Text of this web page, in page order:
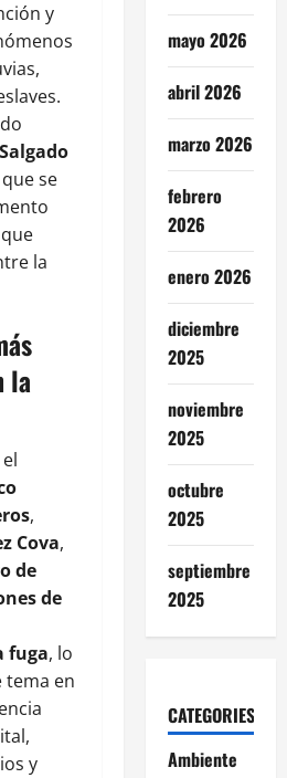
y
se
la
la
,
Cova,
de
de
fuga, lo
tema en
y
mayo 2026
abril 2026
marzo 2026
febrero
2026
enero 2026
diciembre
2025
noviembre
2025
octubre
2025
septiembre
2025
CATEGORIES
Ambiente